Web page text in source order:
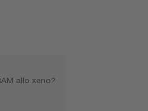
allo xeno?